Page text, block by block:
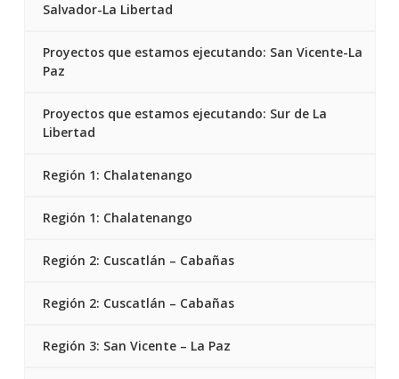
Salvador-La Libertad
Proyectos que estamos ejecutando: San Vicente-La
Paz
Proyectos que estamos ejecutando: Sur de La
Libertad
Región 1: Chalatenango
Región 1: Chalatenango
Región 2: Cuscatlán – Cabañas
Región 2: Cuscatlán – Cabañas
Región 3: San Vicente – La Paz